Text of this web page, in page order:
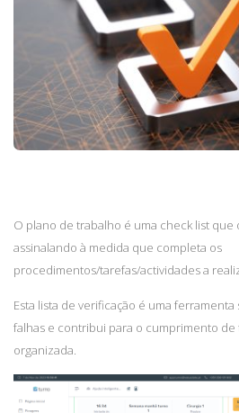
O plano de trabalho é uma check list que
assinalando à medida que completa os
procedimentos/tarefas/actividades a
Esta lista de verificação é uma
falhas e contribui para o cumprimento de
organizada.